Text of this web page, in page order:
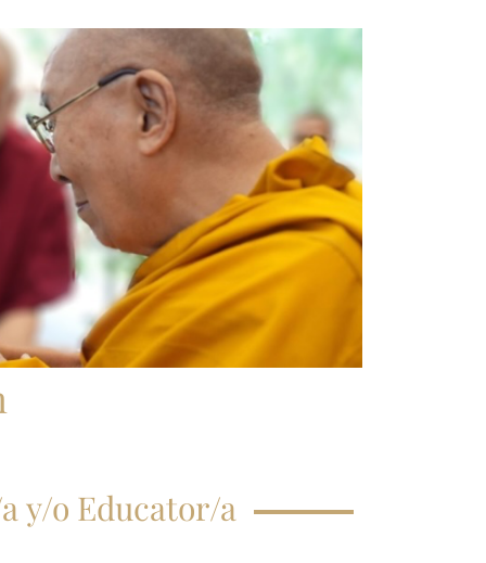
A TU
A
CLASE
y/o Educator/a